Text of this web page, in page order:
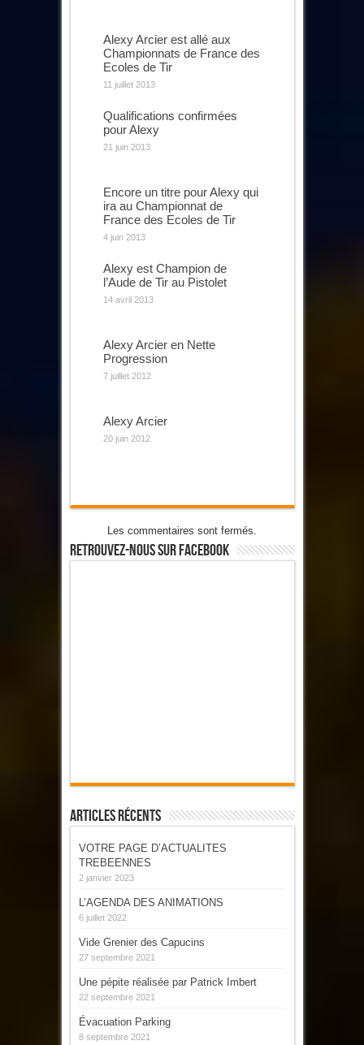
Alexy Arcier est allé aux
Championnats de France des
Ecoles de Tir
11 juillet 2013
Qualifications confirmées
pour Alexy
21 juin 2013
Encore un titre pour Alexy qui
ira au Championnat de
France des Ecoles de Tir
4 juin 2013
Alexy est Champion de
l’Aude de Tir au Pistolet
14 avril 2013
Alexy Arcier en Nette
Progression
7 juillet 2012
Alexy Arcier
20 juin 2012
Les commentaires sont fermés.
Retrouvez-Nous Sur Facebook
Articles Récents
VOTRE PAGE D’ACTUALITES
TREBEENNES
2 janvier 2023
L’AGENDA DES ANIMATIONS
6 juillet 2022
Vide Grenier des Capucins
27 septembre 2021
Une pépite réalisée par Patrick Imbert
22 septembre 2021
Évacuation Parking
8 septembre 2021